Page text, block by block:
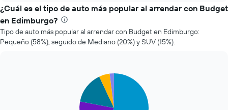
el
precio
de
un
auto
¿Cuál es el tipo de auto más popular al arrendar con Budget
en Edimburgo?
Tipo de auto más popular al arrendar con Budget en Edimburgo:
Pequeño (58%), seguido de Mediano (20%) y SUV (15%).